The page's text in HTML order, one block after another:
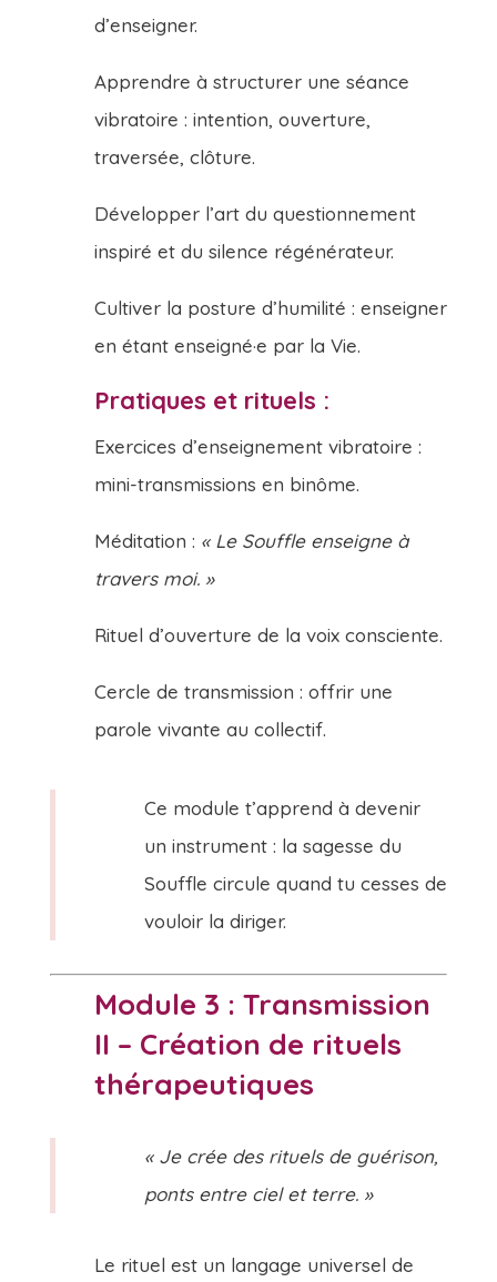
d’enseigner.
Apprendre à structurer une séance
vibratoire : intention, ouverture,
traversée, clôture.
Développer l’art du questionnement
inspiré et du silence régénérateur.
Cultiver la posture d’humilité : enseigner
en étant enseigné·e par la Vie.
Pratiques et rituels :
Exercices d’enseignement vibratoire :
mini-transmissions en binôme.
Méditation : « Le Souffle enseigne à
travers moi. »
Rituel d’ouverture de la voix consciente.
Cercle de transmission : offrir une
parole vivante au collectif.
Ce module t’apprend à devenir
un instrument : la sagesse du
Souffle circule quand tu cesses de
vouloir la diriger.
Module 3 : Transmission
II – Création de rituels
thérapeutiques
« Je crée des rituels de guérison,
ponts entre ciel et terre. »
Le rituel est un langage universel de